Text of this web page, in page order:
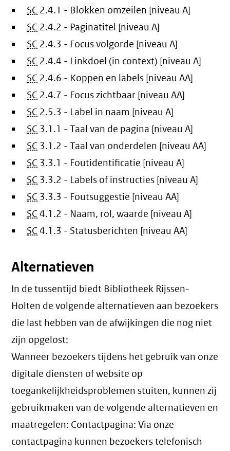
SC 2.4.1 - Blokken omzeilen [niveau A]
SC 2.4.2 - Paginatitel [niveau A]
SC 2.4.3 - Focus volgorde [niveau A]
SC 2.4.4 - Linkdoel (in context) [niveau A]
SC 2.4.6 - Koppen en labels [niveau AA]
SC 2.4.7 - Focus zichtbaar [niveau AA]
SC 2.5.3 - Label in naam [niveau A]
SC 3.1.1 - Taal van de pagina [niveau A]
SC 3.1.2 - Taal van onderdelen [niveau AA]
SC 3.3.1 - Foutidentificatie [niveau A]
SC 3.3.2 - Labels of instructies [niveau A]
SC 3.3.3 - Foutsuggestie [niveau AA]
SC 4.1.2 - Naam, rol, waarde [niveau A]
SC 4.1.3 - Statusberichten [niveau AA]
Alternatieven
In de tussentijd biedt Bibliotheek Rijssen-
Holten de volgende alternatieven aan bezoekers
die last hebben van de afwijkingen die nog niet
zijn opgelost:
Wanneer bezoekers tijdens het gebruik van onze
digitale diensten of website op
toegankelijkheidsproblemen stuiten, kunnen zij
gebruikmaken van de volgende alternatieven en
maatregelen: Contactpagina: Via onze
contactpagina kunnen bezoekers telefonisch